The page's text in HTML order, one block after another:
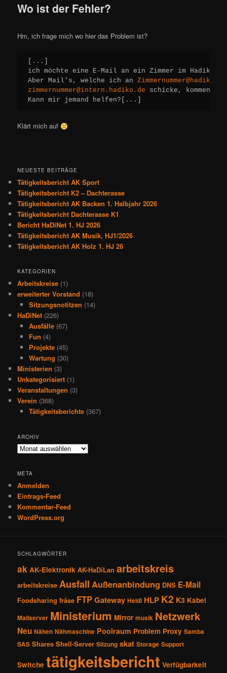
Wo ist der Fehler?
Hm, ich frage mich wo hier das Problem ist?
[...]
ich möchte eine E-Mail an ein Zimmer im Hadiko
Aber Mail's, welche ich an Zimmernummer@hadiko.de
zimmernummer@intern.hadiko.de schicke, kommen an.
Kann mir jemand helfen?[...]
Klärt mich auf
NEUESTE BEITRÄGE
Tätigkeitsbericht AK Sport
Tätigkeitsbericht K2 – Dachterasse
Tätigkeitsbericht AK Backen 1. Halbjahr 2026
Tätigkeitsbericht Dachterasse K1
Bericht HaDiNet 1. HJ 2026
Tätigkeitsbericht AK Musik, HJ1/2026
Tätigkeitsbericht AK Holz 1. HJ 26
KATEGORIEN
Arbeitskreise (1)
erweiterter Vorstand (18)
Sitzungsnotitzen (14)
HaDiNet (226)
Ausfälle(67)
Fun (4)
Projekte(45)
Wartung (30)
Ministerien (3)
Unkategorisiert (1)
Veranstaltungen (3)
Verein (368)
Tätigkeitsberichte(367)
ARCHIV
Archiv
META
Anmelden
Eintrags-Feed
Kommentar-Feed
WordPress.org
SCHLAGWÖRTER
ak AK-Elektronik AK-HaDiLan arbeitskreis
arbeitskreise Ausfall Außenanbindung DNS E-Mail
Foodsharing fräse FTPGateway Heidi HLP K2 K3 Kabel
Mailserver Ministerium Mirror musik Netzwerk
Neu Nähen Nähmaschine Poolraum Problem Proxy Samba
SAS Shares Shell-Server Sitzung skat Storage Support
Switche tätigkeitsbericht Verfügbarkeit